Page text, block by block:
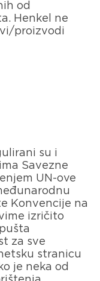
od
Henkel ne
proizvodi
su i
Savezne
UN-ove
Konvencije na
izričito
za sve
stranicu
je neka od